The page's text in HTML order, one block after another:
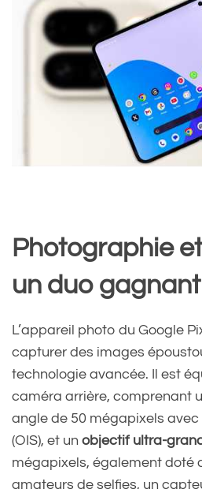
Photographie
un duo gagnant
L’appareil photo du Google
capturer des images
technologie avancée. Il est
caméra arrière, comprenant
angle de 50 mégapixels
(OIS), et un objectif ultra-
mégapixels, également doté
amateurs de selfies, un